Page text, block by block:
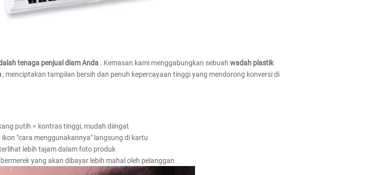
tenaga penjual diam Anda . Kemasan kami menggabungkan sebuah wadah plastik
, menciptakan tampilan bersih dan penuh kepercayaan tinggi yang mendorong konversi di
putih = kontras tinggi, mudah diingat
"cara menggunakannya" langsung di kartu
lebih tajam dalam foto produk
yang akan dibayar lebih mahal oleh pelanggan